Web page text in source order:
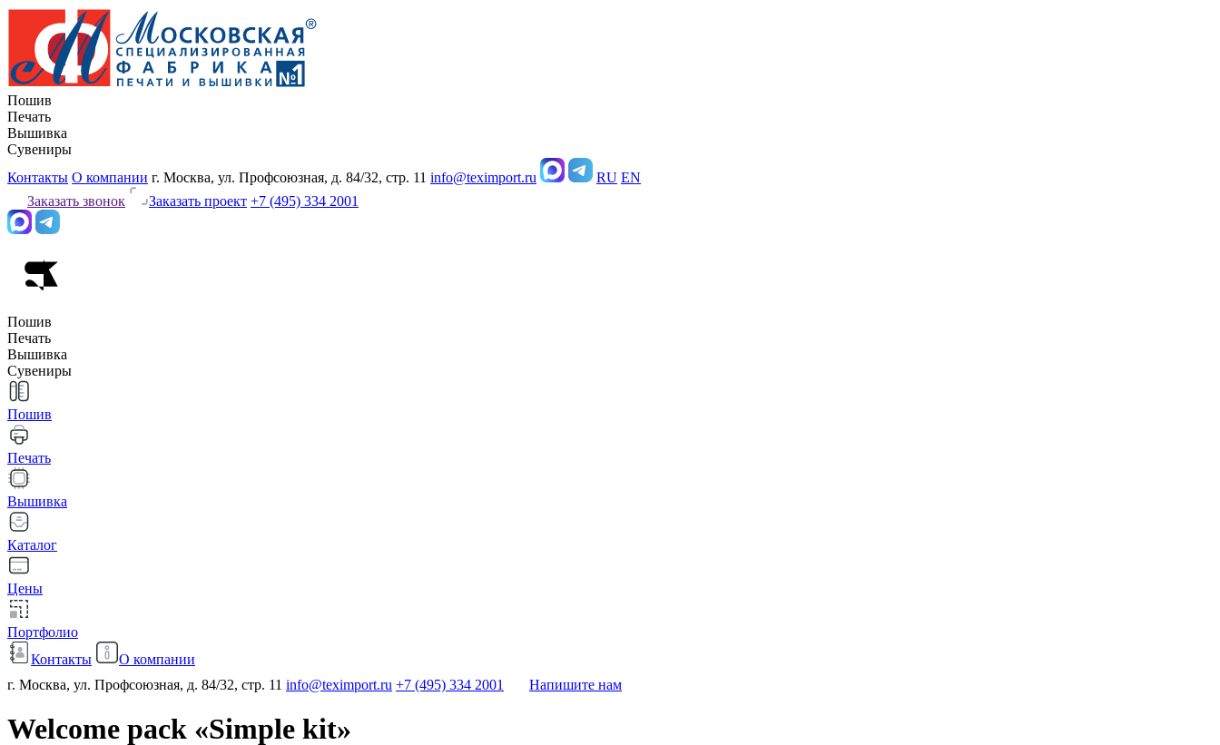
Пошив
Печать
Вышивка
Сувениры
Контакты О компании г. Москва, ул. Профсоюзная, д. 84/32, стр. 11 info@teximport.ru RU EN
Заказать звонок
Заказать проект +7 (495) 334 2001
Пошив
Печать
Вышивка
Сувениры
Пошив
Печать
Вышивка
Каталог
Цены
Портфолио
Контакты
О компании
г. Москва, ул. Профсоюзная, д. 84/32, стр. 11 info@teximport.ru +7 (495) 334 2001 Напишите нам
Welcome pack «Simple kit»